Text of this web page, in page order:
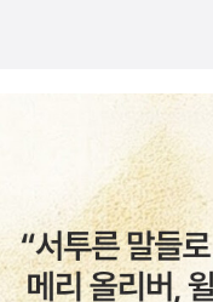
시 베네크는 『Men On
'강간을 끝낼 수 있는 것
성들이다.'이는 남성들이
한다는 것과, 그러려면
고 행동을 바꿔야 한다
가해자들은 범죄를 저지
라도 나중에 네가 정의를
을 채취하는 것이 어떻겠
않으며 우연히 목격하는
영역에 묻어버리게 만드
는 집요한 위협이 침묵을
그러한 폭력을 당했다는
그 자체를 덮어버리게 만
내게 그런 의미였다. 내
가 후기, 이수정, p.394
가방안의 손수건을 꺼내
련된 네 명의 연대가 너
에 임했는지를 아는 일이
곳이야'를 말할 수 있다면,
부수려고 했다. 메갈은
살을 찌푸리게 할만한 발
도 약하다고 생각한다.
어나가는데.... 그걸 그만
타임라인이 너무나 절망
을 폭로하는 해쉬태그에